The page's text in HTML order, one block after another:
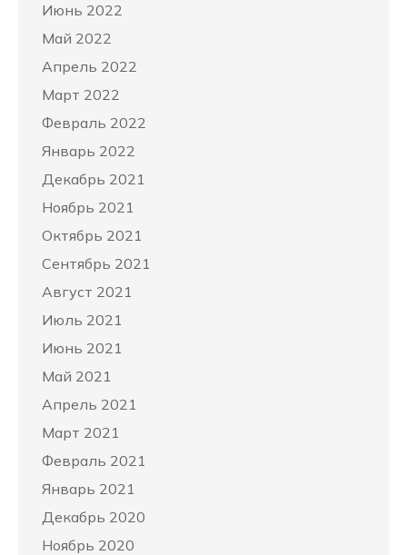
Июнь 2022
Май 2022
Апрель 2022
Март 2022
Февраль 2022
Январь 2022
Декабрь 2021
Ноябрь 2021
Октябрь 2021
Сентябрь 2021
Август 2021
Июль 2021
Июнь 2021
Май 2021
Апрель 2021
Март 2021
Февраль 2021
Январь 2021
Декабрь 2020
Ноябрь 2020